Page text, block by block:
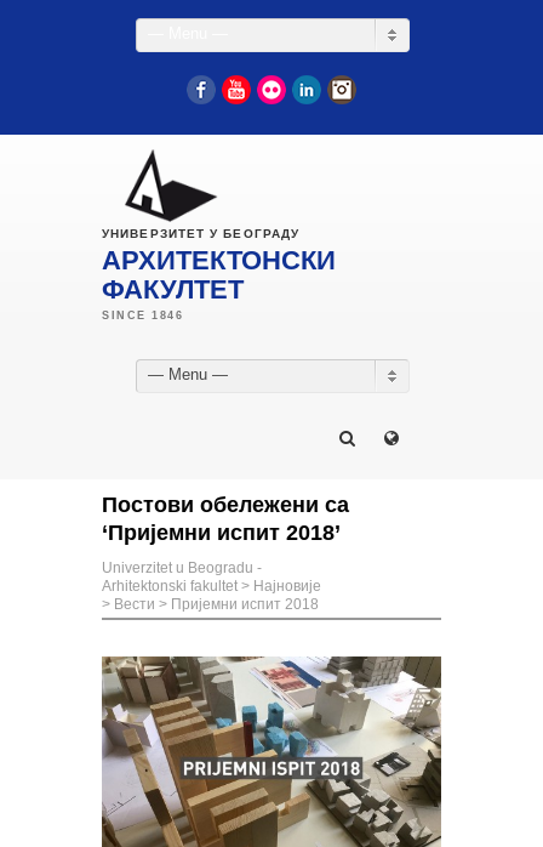
FacebookYouTube
Flickr LinkedIn
УНИВЕРЗИТЕТ У БЕОГРАДУ
АРХИТЕКТОНСКИ
ФАКУЛТЕТ
— Menu —
Постови обележени са
‘Пријемни испит 2018’
Univerzitet u Beogradu -
Arhitektonski fakultet > Најновије
> Вести > Пријемни испит 2018